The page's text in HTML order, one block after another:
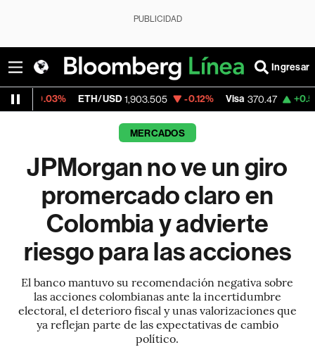
PUBLICIDAD
Ingresar
ETH/USD 1,903.505 -0.12% Visa 370.47 +0.52%
MERCADOS
JPMorgan no ve un giro
promercado claro en
Colombia y advierte
riesgo para las acciones
El banco mantuvo su recomendación negativa sobre
las acciones colombianas ante la incertidumbre
electoral, el deterioro fiscal y unas valorizaciones que
ya reflejan parte de las expectativas de cambio
político.